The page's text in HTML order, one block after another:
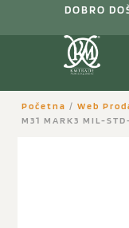
DOBRO
Početna / Web
M31 MARK3 MIL-